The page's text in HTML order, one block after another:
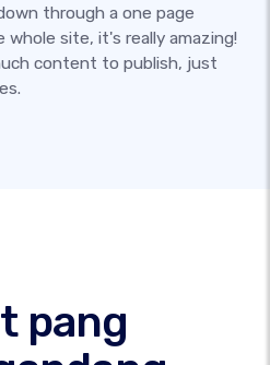
through a one page
site, it's really amazing!
content to publish, just
pang